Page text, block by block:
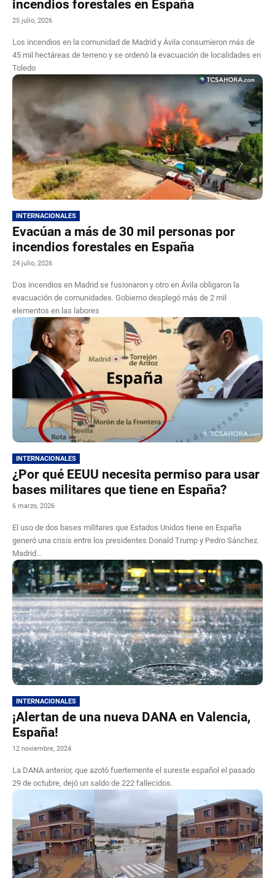
incendios forestales en España
25 julio, 2026
Los incendios en la comunidad de Madrid y Ávila consumieron más de
45 mil hectáreas de terreno y se ordenó la evacuación de localidades en
Toledo
INTERNACIONALES
Evacúan a más de 30 mil personas por
incendios forestales en España
24 julio, 2026
Dos incendios en Madrid se fusionaron y otro en Ávila obligaron la
evacuación de comunidades. Gobierno desplegó más de 2 mil
elementos en las labores
INTERNACIONALES
¿Por qué EEUU necesita permiso para usar
bases militares que tiene en España?
6 marzo, 2026
El uso de dos bases militares que Estados Unidos tiene en España
generó una crisis entre los presidentes Donald Trump y Pedro Sánchez.
Madrid...
INTERNACIONALES
¡Alertan de una nueva DANA en Valencia,
España!
12 noviembre, 2024
La DANA anterior, que azotó fuertemente el sureste español el pasado
29 de octubre, dejó un saldo de 222 fallecidos.